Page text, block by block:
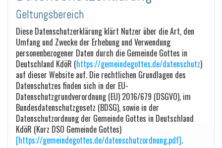
Geltungsbereich
Diese Datenschutzerklärung klärt Nutzer über die Art, den
Umfang und Zwecke der Erhebung und Verwendung
personenbezogener Daten durch die Gemeinde Gottes in
Deutschland KdöR (https://gemeindegottes.de/datenschutz)
auf dieser Website auf. Die rechtlichen Grundlagen des
Datenschutzes finden sich in der EU-
Datenschutzgrundverordnung (EU) 2016/679 (DSGVO), im
Bundesdatenschutzgesetz (BDSG), sowie in der
Datenschutzordnung der Gemeinde Gottes in Deutschland
KdöR (Kurz DSO Gemeinde Gottes)
[https://gemeindegottes.de/datenschutzordnung.pdf].